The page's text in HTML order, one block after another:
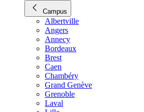
Campus
Albertville
Angers
Annecy
Bordeaux
Brest
Caen
Chambéry
Grand Genève
Grenoble
Laval